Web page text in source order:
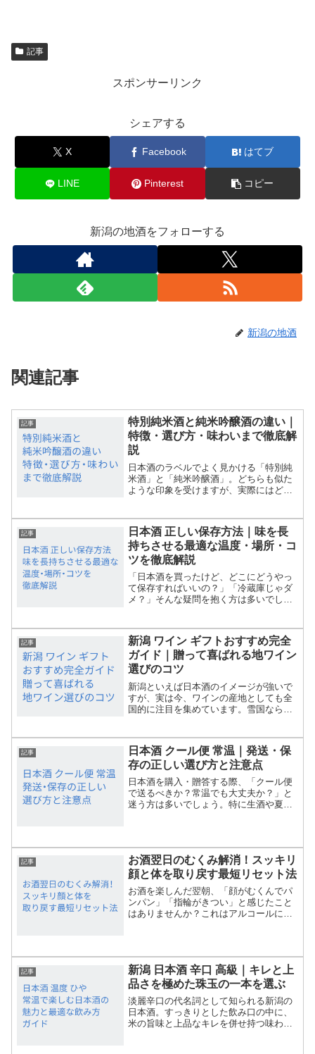
記事
スポンサーリンク
シェアする
X Facebook はてブ
LINE Pinterest コピー
新潟の地酒をフォローする
新潟の地酒
関連記事
記事
特別純米酒と純米吟醸酒の違い｜
特徴・選び方・味わいまで徹底解
説
日本酒のラベルでよく見かける「特別純
米酒」と「純米吟醸酒」。どちらも似た
ような印象を受けますが、実際にはどん
違いから、味わいや香り、選び方のポイ
ントまで、初心者にも分か...
記事
日本酒 正しい保存方法｜味を長
持ちさせる最適な温度・場所・コ
ツを徹底解説
「日本酒を買ったけど、どこにどうやっ
て保存すればいいの？」「冷蔵庫じゃダ
メ？」そんな疑問を抱く方は多いでしょ
記事では、専門家の知見と実践的なポイ
ントを踏まえて、日本酒の...
記事
新潟 ワイン ギフトおすすめ完全
ガイド｜贈って喜ばれる地ワイン
選びのコツ
新潟といえば日本酒のイメージが強いで
すが、実は今、ワインの産地としても全
国的に注目を集めています。雪国ならで
贈り物としても「上質で特別感がある」
と人気が高まっています。こ...
記事
日本酒 クール便 常温｜発送・保
存の正しい選び方と注意点
日本酒を購入・贈答する際、「クール便
で送るべきか？常温でも大丈夫か？」と
迷う方は多いでしょう。特に生酒や夏場
と選び方、保存時の注意点、...
記事
お酒翌日のむくみ解消！スッキリ
顔と体を取り戻す最短リセット法
お酒を楽しんだ翌朝、「顔がむくんでパ
ンパン」「指輪がきつい」と感じたこと
はありませんか？これはアルコールによ
す。この記事では、「お酒...
記事
新潟 日本酒 辛口 高級｜キレと上
品さを極めた珠玉の一本を選ぶ
淡麗辛口の代名詞として知られる新潟の
日本酒。すっきりとした飲み口の中に、
米の旨味と上品なキレを併せ持つ味わい